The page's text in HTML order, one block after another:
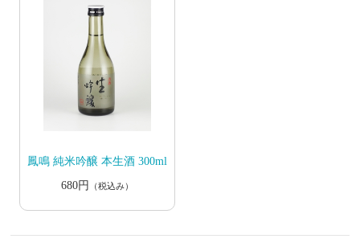
鳳鳴 純米吟醸 本生酒 300ml
680円
（税込み）